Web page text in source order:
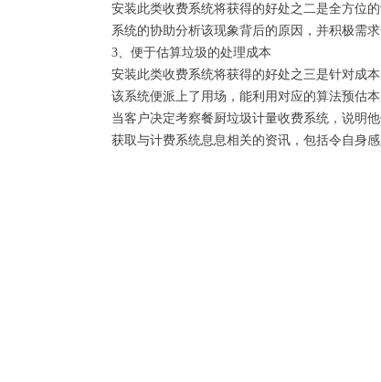
安装此类收费系统将获得的好处之二是全方位
系统的协助分析该现象背后的原因，并积极需求
3、便于估算垃圾的处理成本
安装此类收费系统将获得的好处之三是针对成
该系统便派上了用场，能利用对应的算法预估本
当客户决定考察餐厨垃圾计量收费系统，说明
获取与计费系统息息相关的资讯，包括令自身感